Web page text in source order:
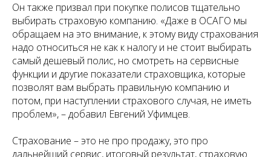
Он также призвал при покупке полисов тщательно
выбирать страховую компанию. «Даже в ОСАГО мы
обращаем на это внимание, к этому виду страхования
надо относиться не как к налогу и не стоит выбирать
самый дешевый полис, но смотреть на сервисные
функции и другие показатели страховщика, которые
позволят вам выбрать правильную компанию и
потом, при наступлении страхового случая, не иметь
проблем», – добавил Евгений Уфимцев.
Страхование – это не про продажу, это про
дальнейший сервис, итоговый результат, страховую